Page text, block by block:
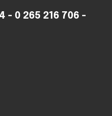
- 0 265 216 706 -